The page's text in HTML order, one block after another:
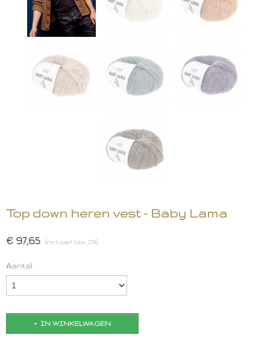
Top down heren vest - Baby Lama
€ 97,65 (inclusief btw 21%)
Aantal
IN WINKELWAGEN